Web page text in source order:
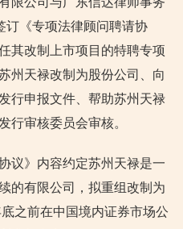
订《专项法律顾问聘请协
其改制上市项目的特聘专项
州天禄改制为股份公司、向
行申报文件、帮助苏州天禄
行审核委员会审核。
议》内容约定苏州天禄是一
的有限公司，拟重组改制为
之前在中国境内证券市场公